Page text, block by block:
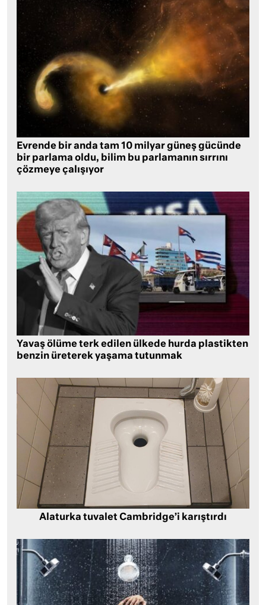
Evrende bir anda tam 10 milyar güneş gücünde
bir parlama oldu, bilim bu parlamanın sırrını
çözmeye çalışıyor
Yavaş ölüme terk edilen ülkede hurda plastikten
benzin üreterek yaşama tutunmak
Alaturka tuvalet Cambridge’i karıştırdı